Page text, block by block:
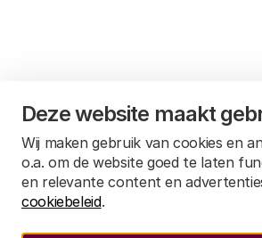
Deze website maakt
Wij maken gebruik van cookies en
o.a. om de website goed te laten
en relevante content en
cookiebeleid.